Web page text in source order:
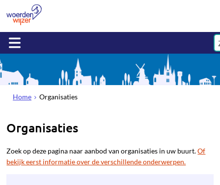
Home Organisaties
Organisaties
Zoek op deze pagina naar aanbod van organisaties in uw buurt.Of
bekijk eerst informatie over de verschillende onderwerpen.